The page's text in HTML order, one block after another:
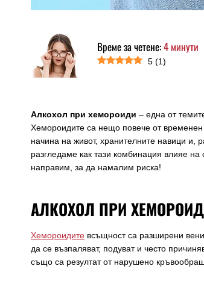
Време за четене:4минути
5 (1)
Алкохол при хемороиди – една от
Хемороидите са нещо повече от
начина на живот, хранителните навици
разгледаме как тази комбинация влияе
направим, за да намалим риска!
АЛКОХОЛ ПРИ
Хемороидите всъщност са разширени
да се възпаляват, подуват и често
също са резултат от нарушено